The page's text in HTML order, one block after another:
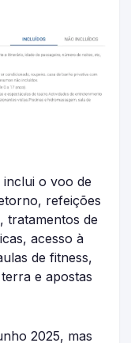
o voo de
refeições
tratamentos de
acesso à
de fitness,
e apostas
2025, mas